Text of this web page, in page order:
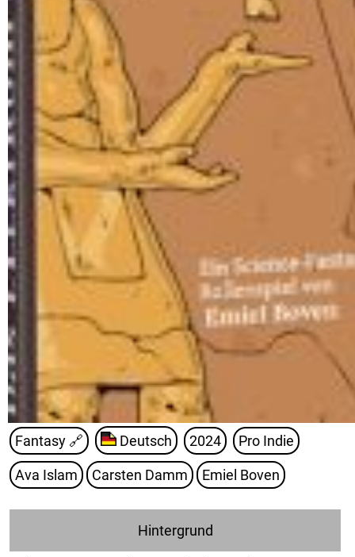
Fantasy 🔗 Deutsch 2024 Pro Indie
Ava Islam Carsten Damm Emiel Boven
Hintergrund